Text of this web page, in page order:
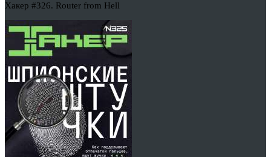
Хакер #326. Router from Hell